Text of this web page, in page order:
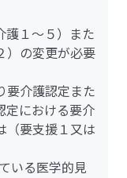
護１～５）また
）の変更が必要
要介護認定また
定における要介
（要支援１又は
いる医学的見